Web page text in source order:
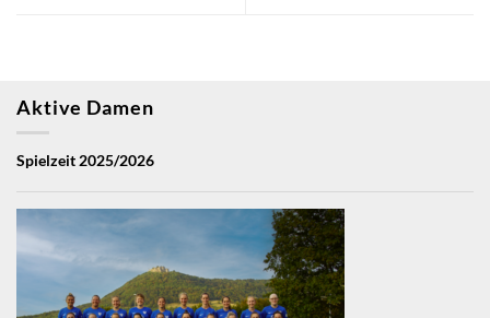
Aktive Damen
Spielzeit 2025/2026